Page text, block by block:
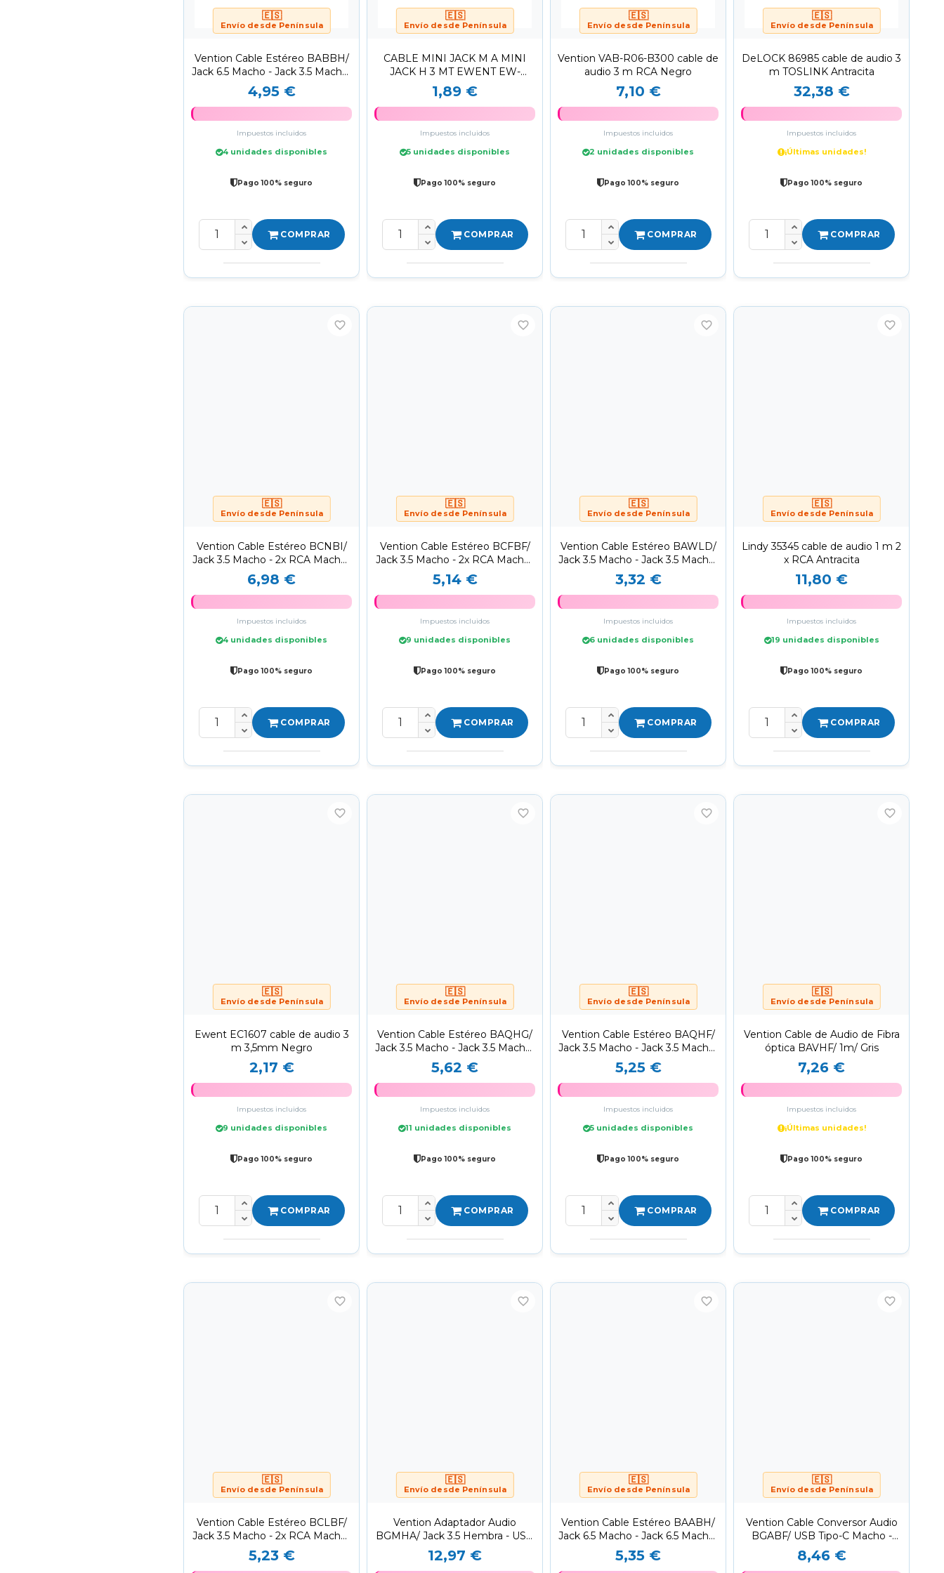
🇪🇸
Envío desde Península
Vention Cable Estéreo BABBH/
Jack 6.5 Macho - Jack 3.5 Macho/
2m/...
4,95 €
Impuestos incluidos
4 unidades disponibles
Pago 100% seguro
COMPRAR
🇪🇸
Envío desde Península
CABLE MINI JACK M A MINI
JACK H 3 MT EWENT EW-
220200-030-N-P
1,89 €
Impuestos incluidos
5 unidades disponibles
Pago 100% seguro
COMPRAR
🇪🇸
Envío desde Península
Vention VAB-R06-B300 cable de
audio 3 m RCA Negro
7,10 €
Impuestos incluidos
2 unidades disponibles
Pago 100% seguro
COMPRAR
🇪🇸
Envío desde Península
DeLOCK 86985 cable de audio 3
m TOSLINK Antracita
32,38 €
Impuestos incluidos
¡Últimas unidades!
Pago 100% seguro
COMPRAR
🇪🇸
Envío desde Península
favorite_border
Vention Cable Estéreo BCNBI/
Jack 3.5 Macho - 2x RCA Macho/
3m/ Gris
6,98 €
Impuestos incluidos
4 unidades disponibles
Pago 100% seguro
COMPRAR
🇪🇸
Envío desde Península
favorite_border
Vention Cable Estéreo BCFBF/
Jack 3.5 Macho - 2x RCA Macho/
1m/ Negro
5,14 €
Impuestos incluidos
9 unidades disponibles
Pago 100% seguro
COMPRAR
🇪🇸
Envío desde Península
favorite_border
Vention Cable Estéreo BAWLD/
Jack 3.5 Macho - Jack 3.5 Macho/
50cm/...
3,32 €
Impuestos incluidos
6 unidades disponibles
Pago 100% seguro
COMPRAR
🇪🇸
Envío desde Península
favorite_border
Lindy 35345 cable de audio 1 m 2
x RCA Antracita
11,80 €
Impuestos incluidos
19 unidades disponibles
Pago 100% seguro
COMPRAR
🇪🇸
Envío desde Península
favorite_border
Ewent EC1607 cable de audio 3
m 3,5mm Negro
2,17 €
Impuestos incluidos
9 unidades disponibles
Pago 100% seguro
COMPRAR
🇪🇸
Envío desde Península
favorite_border
Vention Cable Estéreo BAQHG/
Jack 3.5 Macho - Jack 3.5 Macho/
1.5m/...
5,62 €
Impuestos incluidos
11 unidades disponibles
Pago 100% seguro
COMPRAR
🇪🇸
Envío desde Península
favorite_border
Vention Cable Estéreo BAQHF/
Jack 3.5 Macho - Jack 3.5 Macho/
1m/ Gris
5,25 €
Impuestos incluidos
5 unidades disponibles
Pago 100% seguro
COMPRAR
🇪🇸
Envío desde Península
favorite_border
Vention Cable de Audio de Fibra
óptica BAVHF/ 1m/ Gris
7,26 €
Impuestos incluidos
¡Últimas unidades!
Pago 100% seguro
COMPRAR
🇪🇸
Envío desde Península
favorite_border
Vention Cable Estéreo BCLBF/
Jack 3.5 Macho - 2x RCA Macho/
1m/ Negro
5,23 €
🇪🇸
Envío desde Península
favorite_border
Vention Adaptador Audio
BGMHA/ Jack 3.5 Hembra - USB
Tipo-C Macho/...
12,97 €
🇪🇸
Envío desde Península
favorite_border
Vention Cable Estéreo BAABH/
Jack 6.5 Macho - Jack 6.5 Macho/
2m/...
5,35 €
🇪🇸
Envío desde Península
favorite_border
Vention Cable Conversor Audio
BGABF/ USB Tipo-C Macho -
Jack 3.5...
8,46 €